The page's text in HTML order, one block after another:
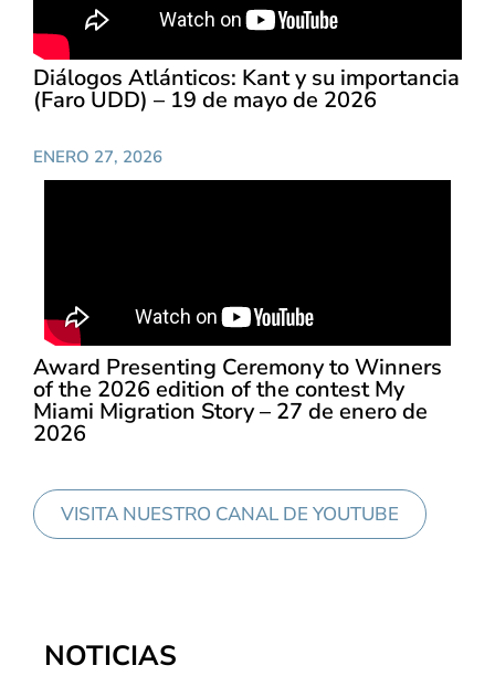
Diálogos Atlánticos: Kant y su importancia
(Faro UDD) – 19 de mayo de 2026
ENERO 27, 2026
Award Presenting Ceremony to Winners
of the 2026 edition of the contest My
Miami Migration Story – 27 de enero de
2026
VISITA NUESTRO CANAL DE YOUTUBE
NOTICIAS